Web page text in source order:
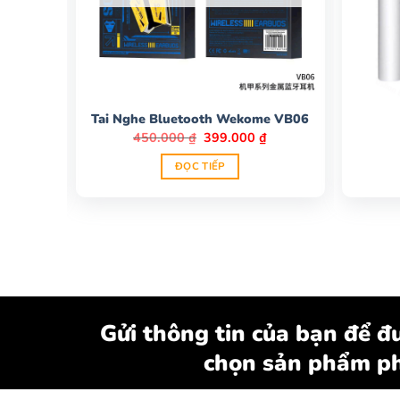
Tai Nghe Bluetooth Wekome VB06
450.000₫ Giá
gốc
là:
450.000 ₫.
399.000₫Giá
ĐỌC TIẾP
Gửi thông tin của bạn để
chọn sản phẩm